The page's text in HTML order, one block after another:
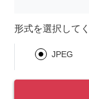
形式を選択して
JPEG